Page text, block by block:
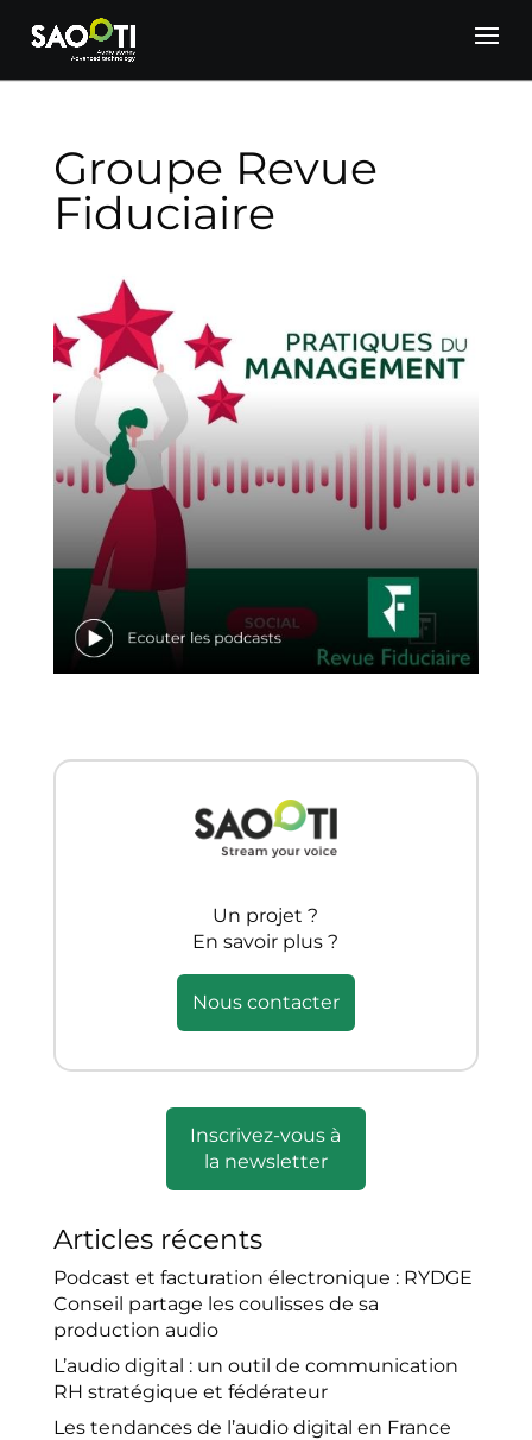
Groupe Revue
Fiduciaire
Un projet ?
En savoir plus ?
Nous contacter
Inscrivez-vous à
la newsletter
Articles récents
Podcast et facturation électronique : RYDGE
Conseil partage les coulisses de sa
production audio
L’audio digital : un outil de communication
RH stratégique et fédérateur
Les tendances de l’audio digital en France